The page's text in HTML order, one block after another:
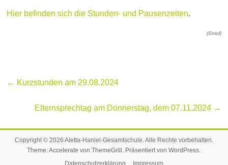
Hier befinden sich die Stunden- und Pausenzeiten.
(Smol)
← Kurzstunden am 29.08.2024
Elternsprechtag am Donnerstag, dem 07.11.2024 →
Copyright © 2026 Aletta-Haniel-Gesamtschule. Alle Rechte vorbehalten.
Theme:Accelerate von ThemeGrill. Präsentiert vonWordPress.
Datenschutzerklärung
Impressum